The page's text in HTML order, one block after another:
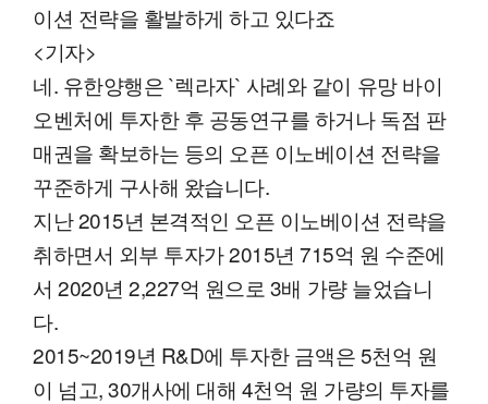
이션 전략을 활발하게 하고 있다죠
<기자>
네. 유한양행은 `렉라자` 사례와 같이 유망 바이
오벤처에 투자한 후 공동연구를 하거나 독점 판
매권을 확보하는 등의 오픈 이노베이션 전략을
꾸준하게 구사해 왔습니다.
지난 2015년 본격적인 오픈 이노베이션 전략을
취하면서 외부 투자가 2015년 715억 원 수준에
서 2020년 2,227억 원으로 3배 가량 늘었습니
다.
2015~2019년 R&D에 투자한 금액은 5천억 원
이 넘고, 30개사에 대해 4천억 원 가량의 투자를